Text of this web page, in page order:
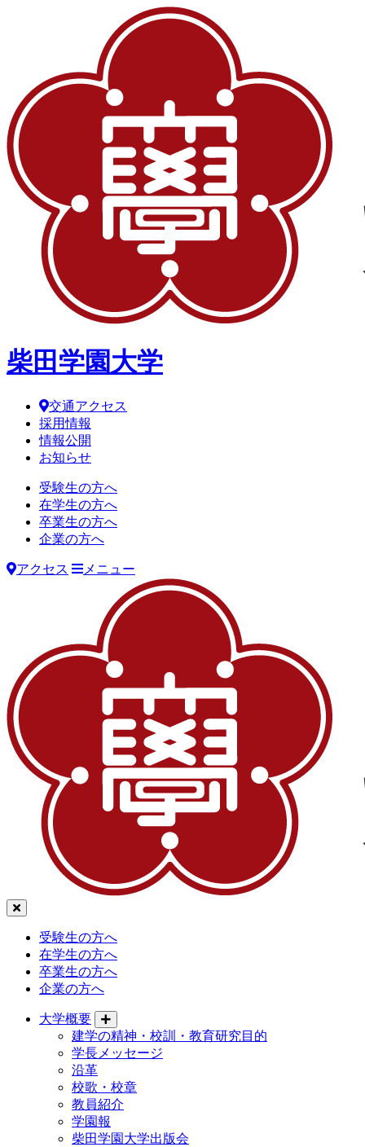
柴田学園大学
交通アクセス
採用情報
情報公開
お知らせ
受験生の方へ
在学生の方へ
卒業生の方へ
企業の方へ
アクセス メニュー
受験生の方へ
在学生の方へ
卒業生の方へ
企業の方へ
大学概要
建学の精神・校訓・教育研究目的
学長メッセージ
沿革
校歌・校章
教員紹介
学園報
柴田学園大学出版会